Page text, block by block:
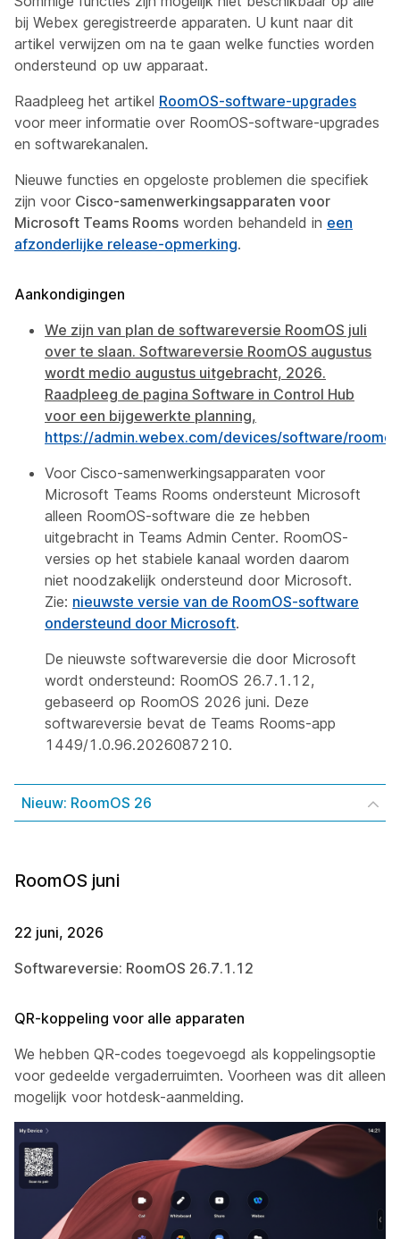
bij Webex geregistreerde apparaten. U kunt naar dit
artikel verwijzen om na te gaan welke functies worden
ondersteund op uw apparaat.
Raadpleeg het artikel RoomOS-software-upgrades
voor meer informatie over RoomOS-software-upgrades
en softwarekanalen.
Nieuwe functies en opgeloste problemen die specifiek
zijn voor Cisco-samenwerkingsapparaten voor
Microsoft Teams Rooms worden behandeld in een
afzonderlijke release-opmerking.
Aankondigingen
We zijn van plan de softwareversie RoomOS juli
over te slaan. Softwareversie RoomOS augustus
wordt medio augustus uitgebracht, 2026.
Raadpleeg de pagina Software in Control Hub
voor een bijgewerkte planning,
https://admin.webex.com/devices/software/roomos
Voor Cisco-samenwerkingsapparaten voor
Microsoft Teams Rooms ondersteunt Microsoft
alleen RoomOS-software die ze hebben
uitgebracht in Teams Admin Center. RoomOS-
versies op het stabiele kanaal worden daarom
niet noodzakelijk ondersteund door Microsoft.
Zie: nieuwste versie van de RoomOS-software
ondersteund door Microsoft.
De nieuwste softwareversie die door Microsoft
wordt ondersteund: RoomOS 26.7.1.12,
gebaseerd op RoomOS 2026 juni. Deze
softwareversie bevat de Teams Rooms-app
1449/1.0.96.2026087210.
Nieuw: RoomOS 26
RoomOS juni
22 juni, 2026
Softwareversie: RoomOS 26.7.1.12
QR-koppeling voor alle apparaten
We hebben QR-codes toegevoegd als koppelingsoptie
voor gedeelde vergaderruimten. Voorheen was dit alleen
mogelijk voor hotdesk-aanmelding.